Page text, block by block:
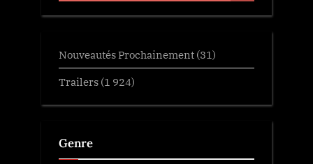
Nouveautés Prochainement (31)
Trailers (1 924)
Genre